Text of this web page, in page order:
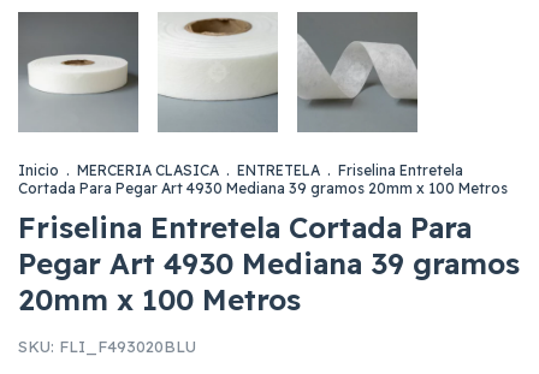
Inicio . MERCERIA CLASICA . ENTRETELA . Friselina Entretela
Cortada Para Pegar Art 4930 Mediana 39 gramos 20mm x 100 Metros
Friselina Entretela Cortada Para
Pegar Art 4930 Mediana 39 gramos
20mm x 100 Metros
SKU: FLI_F493020BLU